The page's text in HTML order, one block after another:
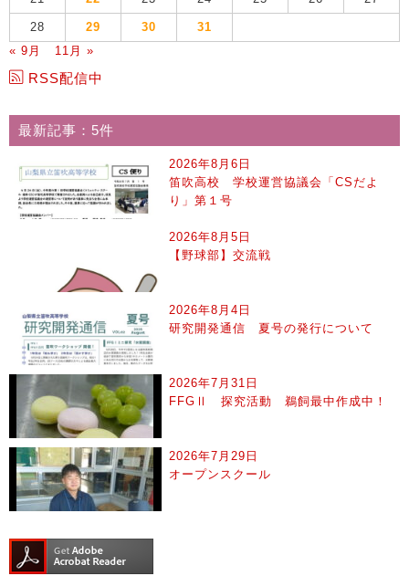
28 29 30
31
« 9月
11月 »
RSS配信中
最新記事：5件
2026年8月6日
笛吹高校 学校運営協議会「CSだよ
り」第１号
2026年8月5日
【野球部】交流戦
2026年8月4日
研究開発通信 夏号の発行について
2026年7月31日
FFGⅡ 探究活動 鵜飼最中作成中！
2026年7月29日
オープンスクール